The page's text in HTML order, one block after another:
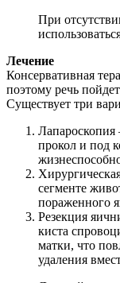
При
Лечение
Консервативная
поэтому речь
Существует три
Лапароскопия
прокол и под
сегменте
пораженного
Резекция
киста
матки, что
удаления